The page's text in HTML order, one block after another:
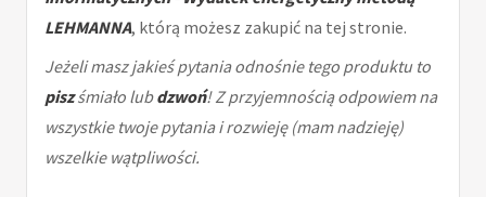
LEHMANNA, którą możesz zakupić na tej stronie.
Jeżeli masz jakieś pytania odnośnie tego produktu to
piszśmiało lubdzwoń! Z przyjemnością odpowiem na
wszystkie twoje pytania i rozwieję (mam nadzieję)
wszelkie wątpliwości.